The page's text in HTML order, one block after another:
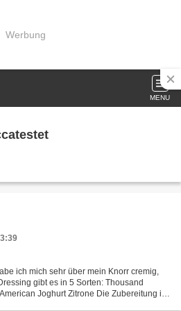
Werbung
MENU
ich mich sehr über mein Knorr cremig,
gibt es in 5 Sorten: Thousand
Joghurt Zitrone Die Zubereitung ist